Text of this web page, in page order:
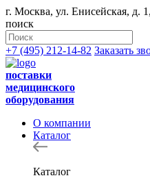
г. Москва, ул. Енисейская, д.
поиск
+7 (495) 212-14-82 Заказать
поставки
медицинского
оборудования
О компании
Каталог
Каталог